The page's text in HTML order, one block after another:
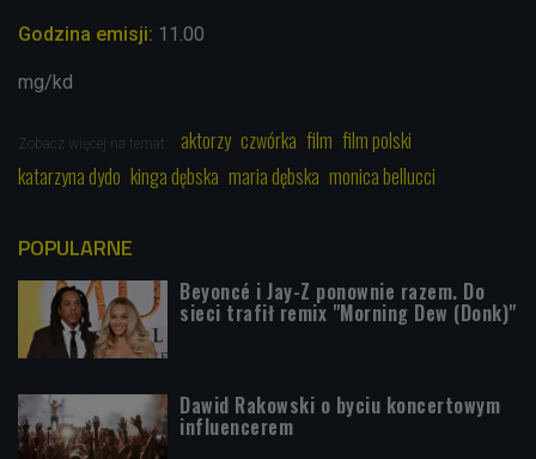
Godzina emisji: 11.00
mg/kd
Zobacz więcej na temat: aktorzy czwórka film film polski
katarzyna dydo kinga dębska maria dębska monica bellucci
POPULARNE
Beyoncé i Jay-Z ponownie razem. Do
sieci trafił remix "Morning Dew (Donk)"
Dawid Rakowski o byciu koncertowym
influencerem